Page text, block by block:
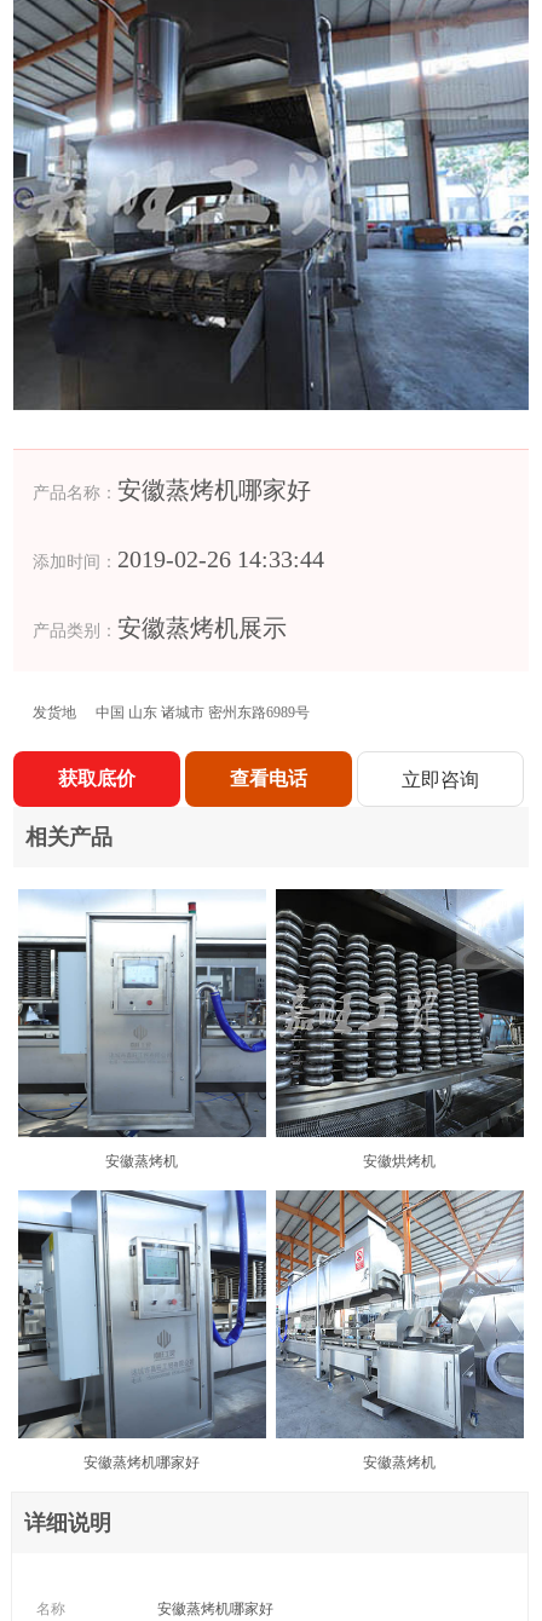
产品名称： 安徽蒸烤机哪家好
添加时间： 2019-02-26 14:33:44
产品类别： 安徽蒸烤机展示
发货地 中国 山东 诸城市 密州东路6989号
获取底价 查看电话 立即咨询
相关产品
安徽蒸烤机 安徽烘烤机
安徽蒸烤机哪家好 安徽蒸烤机
详细说明
名称 安徽蒸烤机哪家好